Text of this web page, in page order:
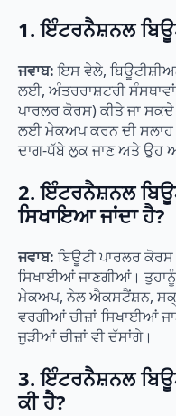
1.ਇੰਟਰਨੈਸ਼ਨਲ
ਜਵਾਬ:ਇਸ ਵੇਲੇ,
ਲਈ, ਅੰਤਰਰਾਸ਼ਟਰੀ
ਪਾਰਲਰ ਕੋਰਸ) ਕੀਤੇ ਜਾ
ਲਈ ਮੇਕਅਪ ਕਰਨ ਦੀ ਸਲਾਹ
ਦਾਗ-ਧੱਬੇ ਲੁਕ ਜਾਣ ਅਤੇ ਉਹ
2.ਇੰਟਰਨੈਸ਼ਨਲ
ਸਿਖਾਇਆ ਜਾਂਦਾ ਹੈ?
ਜਵਾਬ: ਬਿਊਟੀ ਪਾਰਲਰ
ਸਿਖਾਈਆਂ ਜਾਣਗੀਆਂ।
ਮੇਕਅਪ, ਨੇਲ ਐਕਸਟੈਂਸ਼ਨ,
ਵਰਗੀਆਂ ਚੀਜ਼ਾਂ ਸਿਖਾਈਆਂ
ਜੁੜੀਆਂ ਚੀਜ਼ਾਂ ਵੀ ਦੱਸਾਂਗੇ।
3.ਇੰਟਰਨੈਸ਼ਨਲ
ਕੀ ਹੈ?